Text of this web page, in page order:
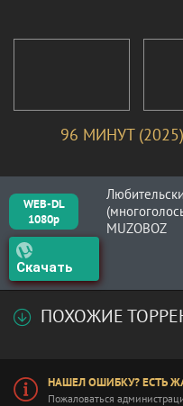
96 МИНУТ
WEB-DL
1080p
MUZOBOZ
Скачать
ПОХОЖИЕ
НАШЕЛ ОШИБКУ? ЕСТЬ
Пожаловаться